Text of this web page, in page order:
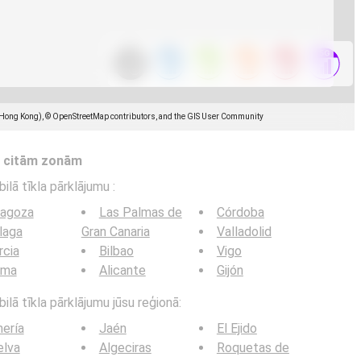
Kong), © OpenStreetMap contributors, and the GIS User Community
zonām
tīkla pārklājumu :
Las Palmas de
Gran Canaria
Bilbao
Alicante
Córdoba
Valladolid
Vigo
Gijón
tīkla pārklājumu jūsu reģionā:
Jaén
Algeciras
El Ejido
Roquetas de